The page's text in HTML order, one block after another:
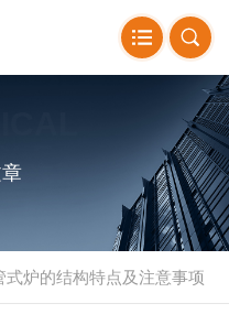
式炉的结构特点及注意事项